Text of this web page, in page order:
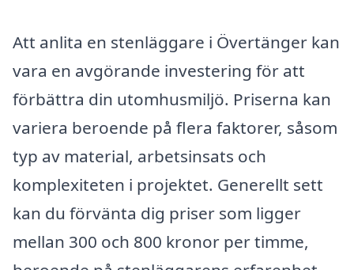
Att anlita en stenläggare i Övertänger kan
vara en avgörande investering för att
förbättra din utomhusmiljö. Priserna kan
variera beroende på flera faktorer, såsom
typ av material, arbetsinsats och
komplexiteten i projektet. Generellt sett
kan du förvänta dig priser som ligger
mellan 300 och 800 kronor per timme,